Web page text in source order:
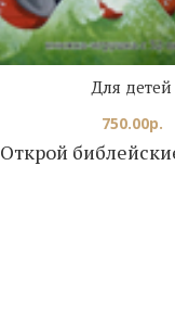
Открой
Для детей
750.00р.